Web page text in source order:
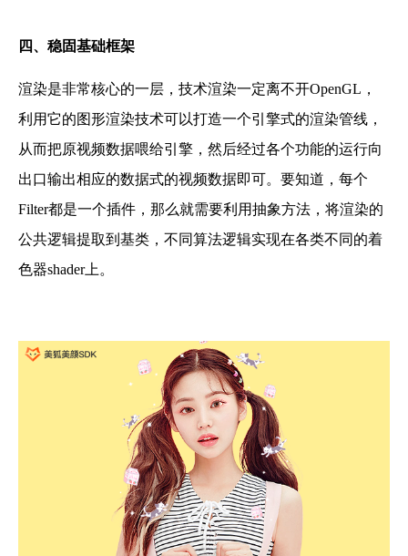
四、 稳固基础框架
渲染是非常核心的一层，技术渲染一定离不开OpenGL，
利用它的图形渲染技术可以打造一个引擎式的渲染管线，
从而把原视频数据喂给引擎， 然后经过各个功能的运行向
出口输出相应的数据式的视频数据即可。要知道， 每个
Filter都是一个插件，那么就需要利用抽象方法，将渲染的
公共逻辑提取到基类，不同算法逻辑实现在各类不同的着
色器shader上。